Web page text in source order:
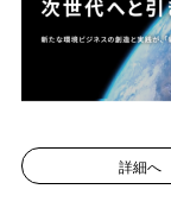
詳細へ